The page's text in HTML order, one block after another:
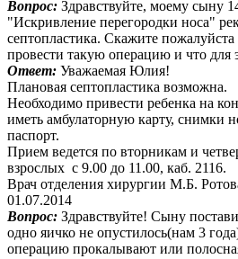
Вопрос: Здравствуйте, моему сыну
"Искривление перегородки носа"
септопластика. Скажите
провести такую операцию и что для
Ответ: Уважаемая Юлия!
Плановая септопластика возможна.
Необходимо привести ребенка на
иметь амбулаторную карту, снимки
паспорт.
Прием ведется по вторникам и
взрослых с 9.00 до 11.00, каб. 2116.
Врач отделения хирургии М.Б.
01.07.2014
Вопрос: Здравствуйте! Сыну
одно яичко не опустилось(нам 3
операцию прокалывают или